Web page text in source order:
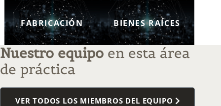
FABRICACIÓN BIENES RAÍCES
Nuestro equipo en esta área
de práctica
VER TODOS LOS MIEMBROS DEL EQUIPO